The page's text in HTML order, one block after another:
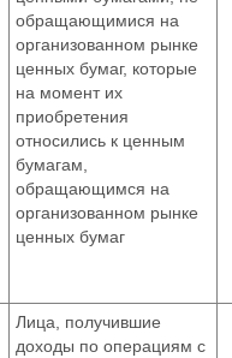
обращающимися на
организованном рынке
ценных бумаг, которые
на момент их
приобретения
относились к ценным
бумагам,
обращающимся на
организованном рынке
ценных бумаг
Лица, получившие
доходы по операциям с